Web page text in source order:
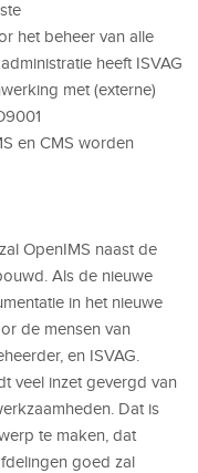
het beheer van alle
heeft ISVAG
met (externe)
en CMS worden
OpenIMS naast de
Als de nieuwe
in het nieuwe
de mensen van
en ISVAG.
veel inzet gevergd van
Dat is
te maken, dat
goed zal